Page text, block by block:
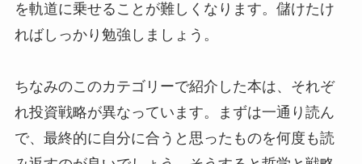
を軌道に乗せることが難しくなります。儲けたけ
ればしっかり勉強しましょう。
ちなみのこのカテゴリーで紹介した本は、それぞ
れ投資戦略が異なっています。まずは一通り読ん
で、最終的に自分に合うと思ったものを何度も読